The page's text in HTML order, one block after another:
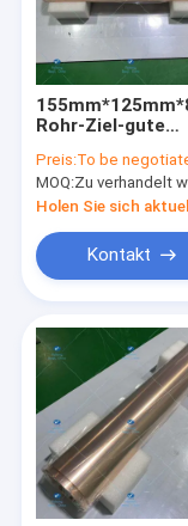
Rohr-Ziel-gute
Duktilität Cu-
Preis:To be
MOQ:Zu verhandelt
Kontakt